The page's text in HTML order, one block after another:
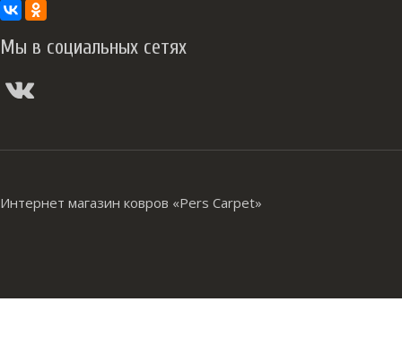
Мы в социальных сетях
Интернет магазин ковров «Pers Carpet»